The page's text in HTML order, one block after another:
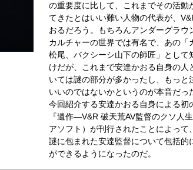
の重要度に比して、これまでその活動
てきたとはいい難い人物の代表が、
おるだろう。もちろんアンダーグラウ
カルチャーの世界では有名で、あの「
松尾、バクシーシ山下の師匠」として
けだが、これまで安達かおる自身の人
いては謎の部分が多かったし、もっと
いいのではないかというのが本音だっ
今回紹介する安達かおる自身による初
『遺作―V&R 破天荒AV監督のクソ人
アソフト）が刊行されたことによって
謎に包まれた安達監督について包括的
ができるようになったのだ。